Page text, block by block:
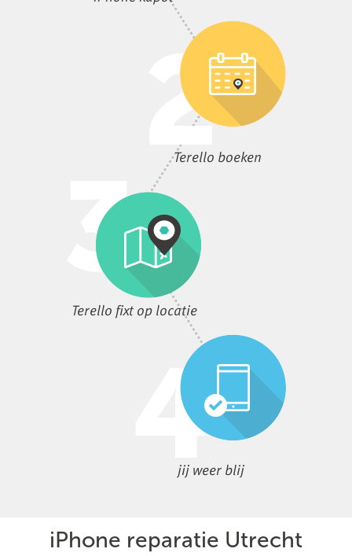
Terello boeken
Terello fixt op locatie
jij weer blij
iPhone reparatie Utrecht